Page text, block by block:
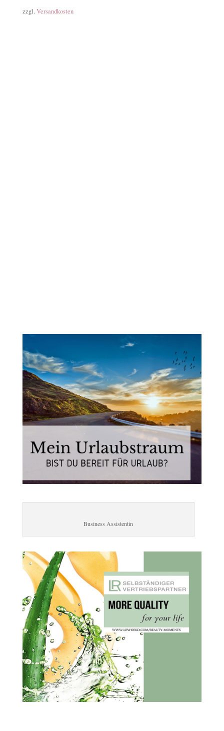
zzgl. Versandkosten
Business Assistentin